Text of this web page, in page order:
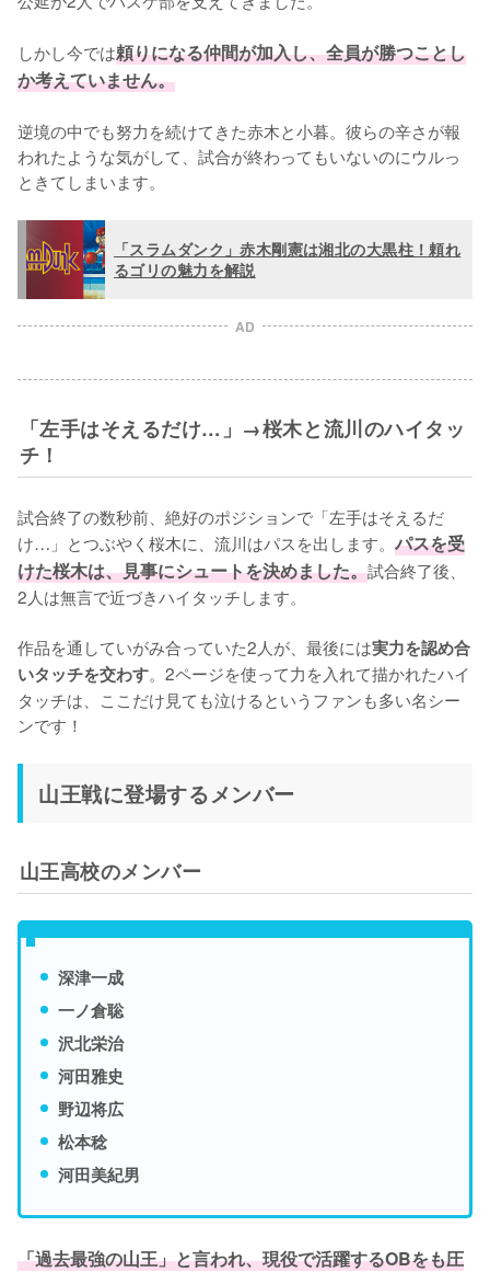
しかし今では頼りになる仲間が加入し、全員が勝つことし
か考えていません。
逆境の中でも努力を続けてきた赤木と小暮。彼らの辛さが報
われたような気がして、試合が終わってもいないのにウルっ
ときてしまいます。
「スラムダンク」赤木剛憲は湘北の大黒柱！頼れ
るゴリの魅力を解説
AD
「左手はそえるだけ…」→桜木と流川のハイタッ
チ！
試合終了の数秒前、絶好のポジションで「左手はそえるだ
け…」とつぶやく桜木に、流川はパスを出します。 パスを受
けた桜木は、見事にシュートを決めました。試合終了後、
2人は無言で近づきハイタッチします。
作品を通していがみ合っていた2人が、最後には実力を認め合
いタッチを交わす。2ページを使って力を入れて描かれたハイ
タッチは、ここだけ見ても泣けるというファンも多い名シー
ンです！
山王戦に登場するメンバー
山王高校のメンバー
深津一成
一ノ倉聡
沢北栄治
河田雅史
野辺将広
松本稔
河田美紀男
「過去最強の山王」と言われ、現役で活躍するOBをも圧